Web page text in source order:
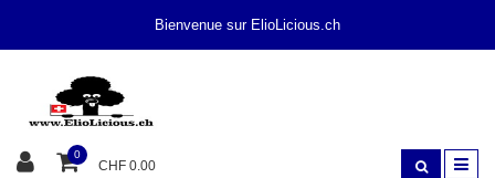
Bienvenue sur ElioLicious.ch
0
CHF 0.00